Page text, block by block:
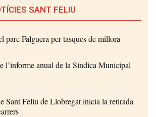
SANT FELIU
parc Falguera per tasques de millora
l’informe anual de la Síndica Municipal
Sant Feliu de Llobregat inicia la retirada